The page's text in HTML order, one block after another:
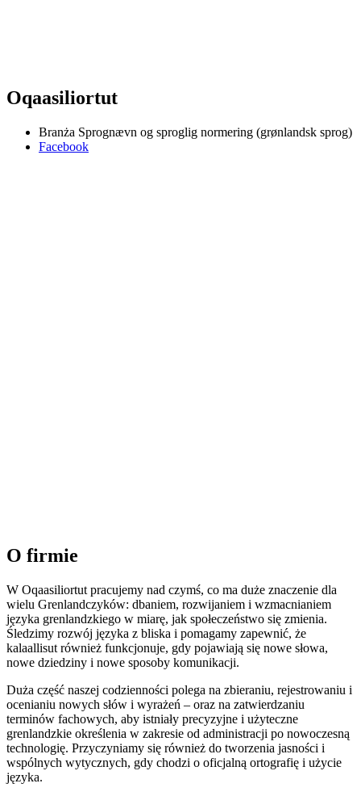
Oqaasiliortut
Branża Sprognævn og sproglig normering (grønlandsk sprog)
Facebook
O firmie
W Oqaasiliortut pracujemy nad czymś, co ma duże znaczenie dla
wielu Grenlandczyków: dbaniem, rozwijaniem i wzmacnianiem
języka grenlandzkiego w miarę, jak społeczeństwo się zmienia.
Śledzimy rozwój języka z bliska i pomagamy zapewnić, że
kalaallisut również funkcjonuje, gdy pojawiają się nowe słowa,
nowe dziedziny i nowe sposoby komunikacji.
Duża część naszej codzienności polega na zbieraniu, rejestrowaniu i
ocenianiu nowych słów i wyrażeń – oraz na zatwierdzaniu
terminów fachowych, aby istniały precyzyjne i użyteczne
grenlandzkie określenia w zakresie od administracji po nowoczesną
technologię. Przyczyniamy się również do tworzenia jasności i
wspólnych wytycznych, gdy chodzi o oficjalną ortografię i użycie
języka.